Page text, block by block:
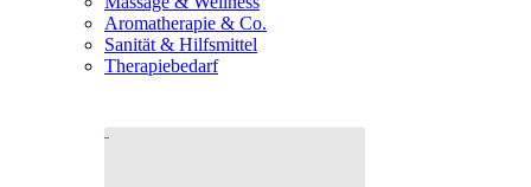
Aromatherapie & Co.
Sanität & Hilfsmittel
Therapiebedarf